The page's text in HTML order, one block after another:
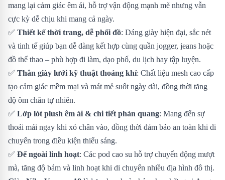
mang lại cảm giác êm ái, hỗ trợ vận động mạnh mẽ nhưng vẫn
cực kỳ dễ chịu khi mang cả ngày.
✅ Thiết kế thời trang, dễ phối đồ: Dáng giày hiện đại, sắc nét
và tinh tế giúp bạn dễ dàng kết hợp cùng quần jogger, jeans hoặc
đồ thể thao – phù hợp đi làm, dạo phố, du lịch hay tập luyện.
✅ Thân giày lưới kỹ thuật thoáng khí: Chất liệu mesh cao cấp
tạo cảm giác mềm mại và mát mẻ suốt ngày dài, đồng thời tăng
độ ôm chân tự nhiên.
✅ Lớp lót plush êm ái & chi tiết phản quang: Mang đến sự
thoải mái ngay khi xỏ chân vào, đồng thời đảm bảo an toàn khi di
chuyển trong điều kiện thiếu sáng.
✅ Đế ngoài linh hoạt: Các pod cao su hỗ trợ chuyển động mượt
mà, tăng độ bám và linh hoạt khi di chuyển nhiều địa hình đô thị.